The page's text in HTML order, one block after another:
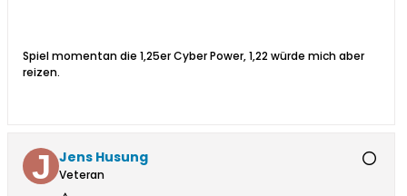
Spiel momentan die 1,25er Cyber Power, 1,22 würde mich aber
reizen.
Jens Husung
Veteran